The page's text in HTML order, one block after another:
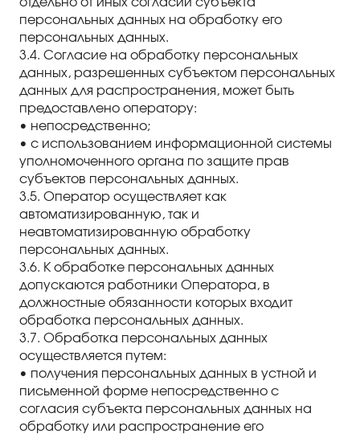
персональных данных на обработку его
персональных данных.
3.4. Согласие на обработку персональных
данных, разрешенных субъектом персональных
данных для распространения, может быть
предоставлено оператору:
• непосредственно;
• с использованием информационной системы
уполномоченного органа по защите прав
субъектов персональных данных.
3.5. Оператор осуществляет как
автоматизированную, так и
неавтоматизированную обработку
персональных данных.
3.6. К обработке персональных данных
допускаются работники Оператора, в
должностные обязанности которых входит
обработка персональных данных.
3.7. Обработка персональных данных
осуществляется путем:
• получения персональных данных в устной и
письменной форме непосредственно с
согласия субъекта персональных данных на
обработку или распространение его